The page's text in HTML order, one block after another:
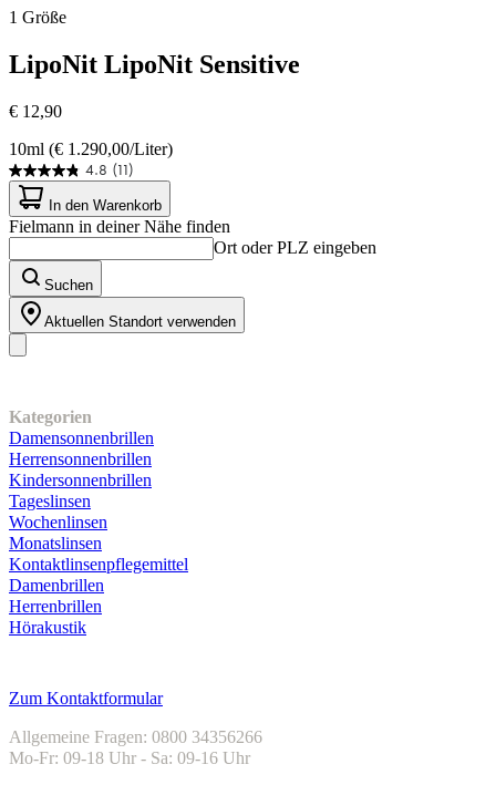
1 Größe
LipoNit LipoNit Sensitive
€ 12,90
10ml (€ 1.290,00/Liter)
4.8 (11)
4.8
von
5
Sternen.
11
Bewertungen
In den Warenkorb
Fielmann in deiner Nähe finden
Ort oder PLZ eingeben
Suchen
Aktuellen Standort verwenden
Kategorien
Damensonnenbrillen
Herrensonnenbrillen
Kindersonnenbrillen
Tageslinsen
Wochenlinsen
Monatslinsen
Kontaktlinsenpflegemittel
Damenbrillen
Herrenbrillen
Hörakustik
Zum Kontaktformular
Allgemeine Fragen: 0800 34356266
Mo-Fr: 09-18 Uhr - Sa: 09-16 Uhr